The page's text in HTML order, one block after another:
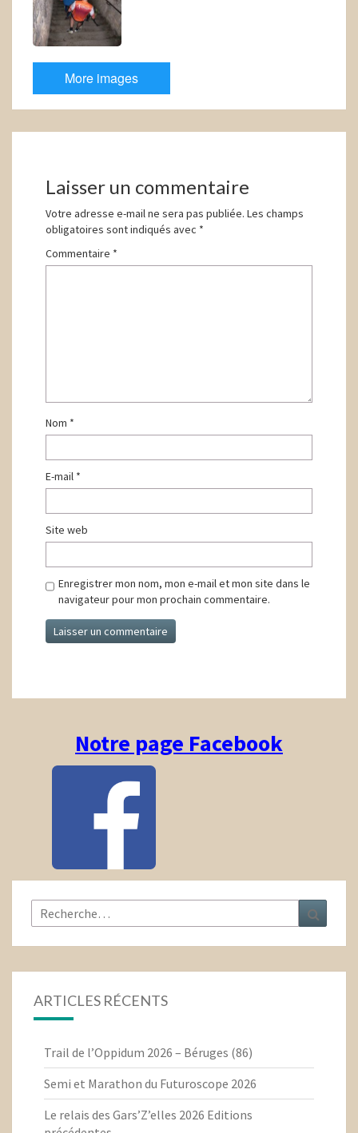
More images
Laisser un commentaire
Votre adresse e-mail ne sera pas publiée. Les champs
obligatoires sont indiqués avec *
Commentaire *
Nom *
E-mail *
Site web
Enregistrer mon nom, mon e-mail et mon site dans le
navigateur pour mon prochain commentaire.
Notre page Facebook
Rechercher :
ARTICLES RÉCENTS
Trail de l’Oppidum 2026 – Béruges (86)
Semi et Marathon du Futuroscope 2026
Le relais des Gars’Z’elles 2026 Editions